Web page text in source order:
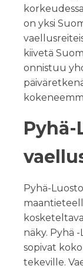
on yksi
kiivetä
onnistuu
Pyhä-
Pyhä-
näky. Pyhä
sopivat
tekeville.